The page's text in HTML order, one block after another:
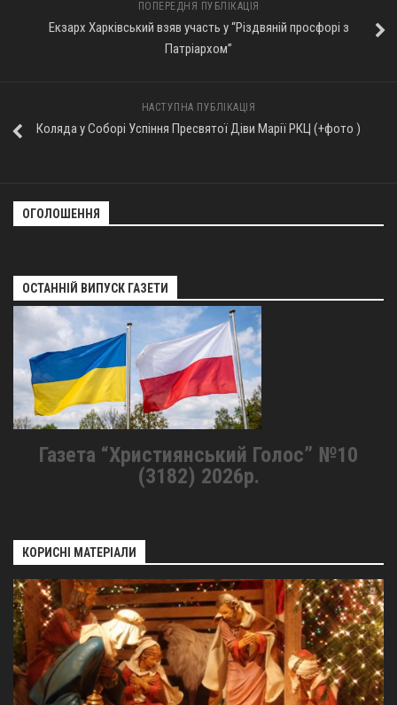
ПОПЕРЕДНЯ ПУБЛІКАЦІЯ
Екзарх Харківський взяв участь у “Різдвяній просфорі з
Патріархом”
НАСТУПНА ПУБЛІКАЦІЯ
Коляда у Соборі Успіння Пресвятої Діви Марії РКЦ (+фото )
ОГОЛОШЕННЯ
ОСТАННІЙ ВИПУСК ГАЗЕТИ
Газета “Християнський Голос” №10
(3182) 2026р.
КОРИСНІ МАТЕРІАЛИ